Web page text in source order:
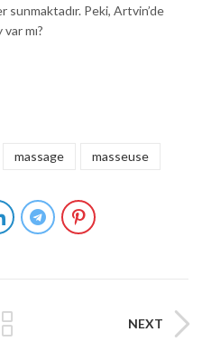
sunmaktadır. Peki, Artvin’de
mı?
massage masseuse
NEXT